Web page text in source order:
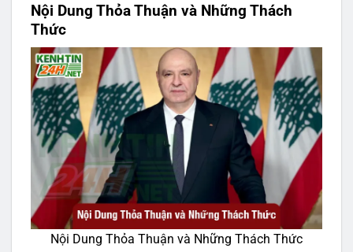
Nội Dung Thỏa Thuận và Những Thách
Thức
Nội Dung Thỏa Thuận và Những Thách Thức